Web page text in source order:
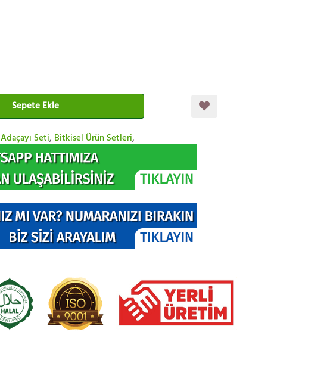
Sepete Ekle
Adaçayı Seti, Bitkisel Ürün Setleri,